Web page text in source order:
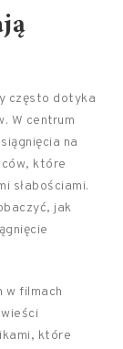
często dotyka
W centrum
na
które
słabościami.
jak
w filmach
które